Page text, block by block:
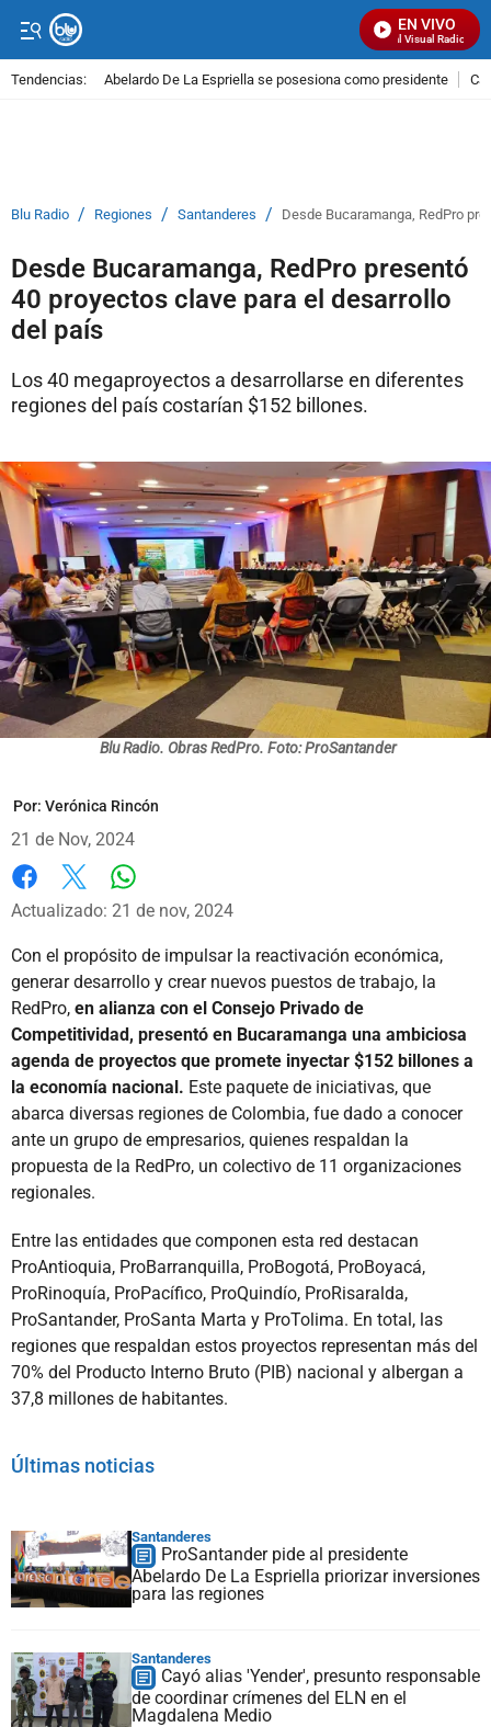
EN VIVO
Señal Visual Radio
Tendencias: Abelardo De La Espriella se posesiona como presidente
Blu Radio / Regiones / Santanderes / Desde Bucaramanga, RedPro
Desde Bucaramanga, RedPro presentó
40 proyectos clave para el desarrollo
del país
Los 40 megaproyectos a desarrollarse en diferentes
regiones del país costarían $152 billones.
Blu Radio. Obras RedPro. Foto: ProSantander
Por: Verónica Rincón
21 de Nov, 2024
Facebook
X
Actualizado: 21 de nov, 2024
Con el propósito de impulsar la reactivación económica,
generar desarrollo y crear nuevos puestos de trabajo, la
RedPro, en alianza con el Consejo Privado de
Competitividad, presentó en Bucaramanga una ambiciosa
agenda de proyectos que promete inyectar $152 billones a
la economía nacional. Este paquete de iniciativas, que
abarca diversas regiones de Colombia, fue dado a conocer
ante un grupo de empresarios, quienes respaldan la
propuesta de la RedPro, un colectivo de 11 organizaciones
regionales.
Entre las entidades que componen esta red destacan
ProAntioquia, ProBarranquilla, ProBogotá, ProBoyacá,
ProRinoquía, ProPacífico, ProQuindío, ProRisaralda,
ProSantander, ProSanta Marta y ProTolima. En total, las
regiones que respaldan estos proyectos representan más del
70% del Producto Interno Bruto (PIB) nacional y albergan a
37,8 millones de habitantes.
Últimas noticias
Santanderes
ProSantander pide al presidente
Abelardo De La Espriella priorizar inversiones
para las regiones
Santanderes
Cayó alias 'Yender', presunto responsable
de coordinar crímenes del ELN en el
Magdalena Medio